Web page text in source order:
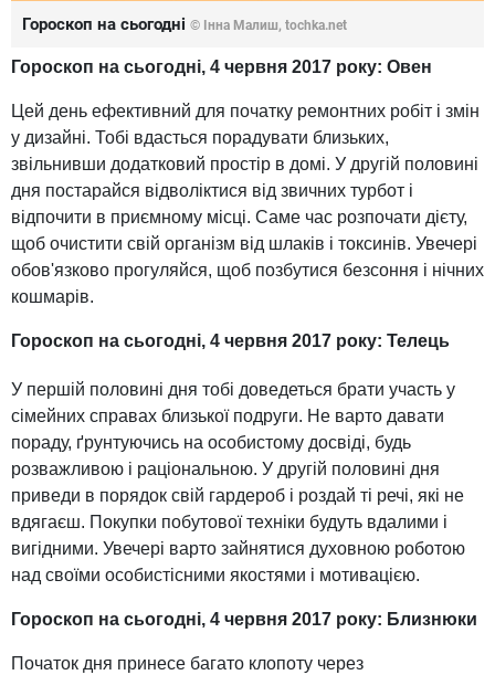
Гороскоп на сьогодні © Інна Малиш, tochka.net
Гороскоп на сьогодні, 4 червня 2017 року: Овен
Цей день ефективний для початку ремонтних робіт і змін
у дизайні. Тобі вдасться порадувати близьких,
звільнивши додатковий простір в домі. У другій половині
дня постарайся відволіктися від звичних турбот і
відпочити в приємному місці. Саме час розпочати дієту,
щоб очистити свій організм від шлаків і токсинів. Увечері
обов'язково прогуляйся, щоб позбутися безсоння і нічних
кошмарів.
Гороскоп на сьогодні, 4 червня 2017 року: Телець
У першій половині дня тобі доведеться брати участь у
сімейних справах близької подруги. Не варто давати
пораду, ґрунтуючись на особистому досвіді, будь
розважливою і раціональною. У другій половині дня
приведи в порядок свій гардероб і роздай ті речі, які не
вдягаєш. Покупки побутової техніки будуть вдалими і
вигідними. Увечері варто зайнятися духовною роботою
над своїми особистісними якостями і мотивацією.
Гороскоп на сьогодні, 4 червня 2017 року: Близнюки
Початок дня принесе багато клопоту через